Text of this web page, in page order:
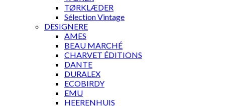
TØRKLÆDER
Sélection Vintage
DESIGNERE
AMES
BEAU MARCHÉ
CHARVET ÉDITIONS
DANTE
DURALEX
ECOBIRDY
EMU
HEERENHUIS